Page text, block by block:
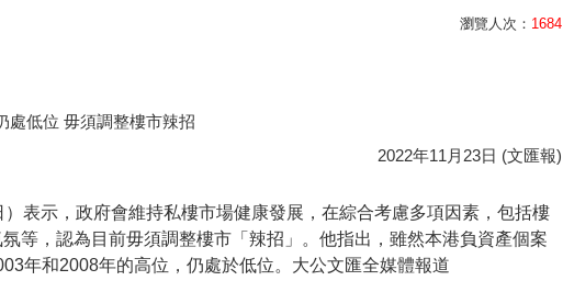
瀏覽人次： 1684
處低位 毋須調整樓市辣招
2022年11月23日 (文匯報)
表示，政府會維持私樓市場健康發展，在綜合考慮多項因素，包括樓
等，認為目前毋須調整樓市「辣招」。他指出，雖然本港負資產個案
年和2008年的高位，仍處於低位。大公文匯全媒體報道